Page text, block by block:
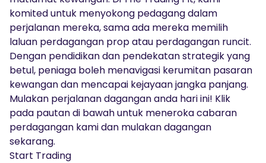
komited untuk menyokong pedagang dalam
perjalanan mereka, sama ada mereka memilih
laluan perdagangan prop atau perdagangan runcit.
Dengan pendidikan dan pendekatan strategik yang
betul, peniaga boleh menavigasi kerumitan pasaran
kewangan dan mencapai kejayaan jangka panjang.
Mulakan perjalanan dagangan anda hari ini! Klik
pada pautan di bawah untuk meneroka cabaran
perdagangan kami dan mulakan dagangan
sekarang.
Start Trading